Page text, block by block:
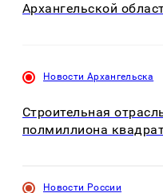
Архангельской
Новости Архангельска
Строительная
полмиллиона
Новости России